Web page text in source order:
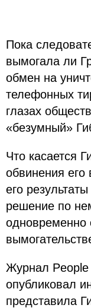
Пока
вымогала ли
обмен на
телефонных
глазах
«безумный»
Что касается
обвинения
его
решение по
одновременно
Журнал
опубликовал
представила